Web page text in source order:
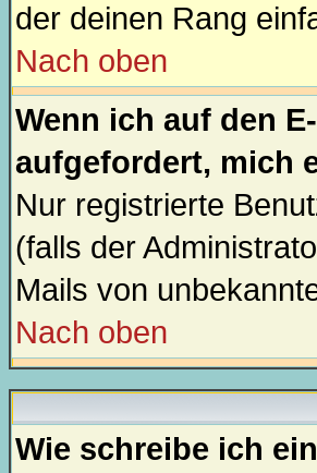
der deinen Rang
Nach oben
Wenn ich auf den
aufgefordert, mich
Nur registrierte
(falls der
Mails von
Nach oben
Wie schreibe ich